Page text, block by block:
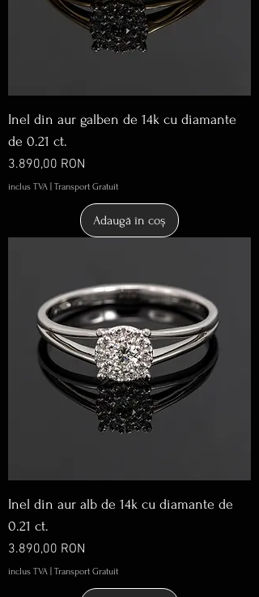
Inel din aur galben de 14k cu diamante
de 0.21 ct.
Preț
3.890,00 RON
inclus TVA Transport Gratuit
Adaugă în coș
Inel din aur alb de 14k cu diamante de
0.21 ct.
Preț
3.890,00 RON
inclus TVA Transport Gratuit